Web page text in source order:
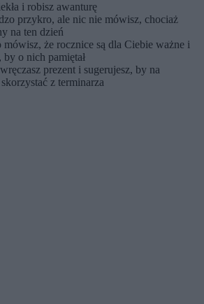
i robisz awanturę
przykro, ale nic nie mówisz, chociaż
na ten dzień
mówisz, że rocznice są dla Ciebie ważne i
by o nich pamiętał
prezent i sugerujesz, by na
skorzystać z terminarza